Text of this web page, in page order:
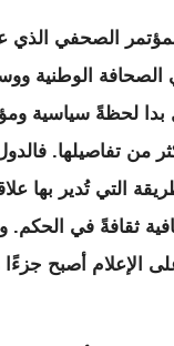
الصحفي
الوطنية
بدا لحظةً سياسية
أكثر من تفاصيلها.
التي تُدير بها
ثقافةً في الحكم.
على الإعلام أصبح